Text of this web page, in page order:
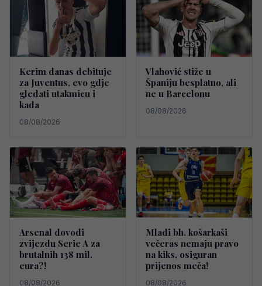
Kerim danas debituje
za Juventus, evo gdje
gledati utakmicu i
kada
08/08/2026
Vlahović stiže u
Španiju besplatno, ali
ne u Barcelonu
08/08/2026
Arsenal dovodi
zvijezdu Serie A za
brutalnih 138 mil.
eura?!
08/08/2026
Mladi bh. košarkaši
večeras nemaju pravo
na kiks, osiguran
prijenos meča!
08/08/2026